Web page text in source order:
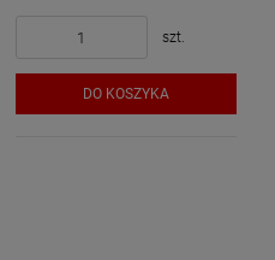
szt.
DO KOSZYKA